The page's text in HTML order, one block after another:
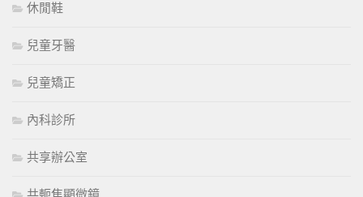
休閒鞋
兒童牙醫
兒童矯正
內科診所
共享辦公室